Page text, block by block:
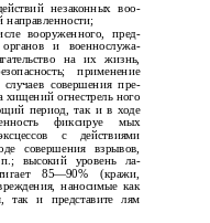
незаконных воо­
направленности;
вооруженного, пред­
органов и военнослужа­
на их жизнь,
применение
совершения пре­
хищений огнестрель­ ного
период, так и в ходе
фиксируе­ мых
с действиями
совершения взрывов,
высокий уровень ла­
85—90% (кражи,
наносимые как
так и представите­ лям